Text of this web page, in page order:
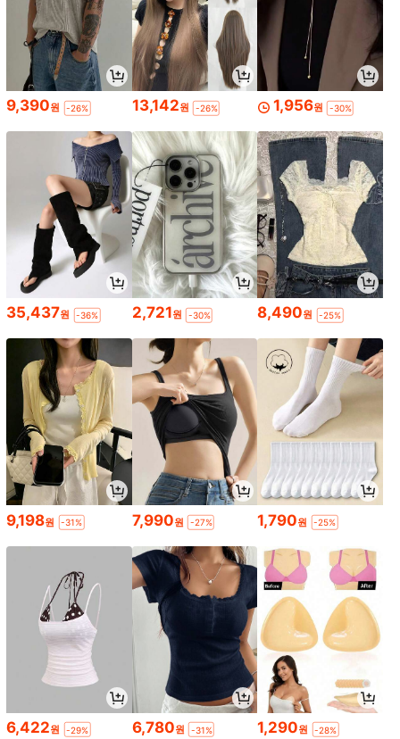
9,390원 -26% 13,142원 -26% 1,956원 -30%
35,437원 -36% 2,721원 -30% 8,490원 -25%
9,198원 -31% 7,990원 -27% 1,790원 -25%
6,422원 -29% 6,780원 -31% 1,290원 -28%